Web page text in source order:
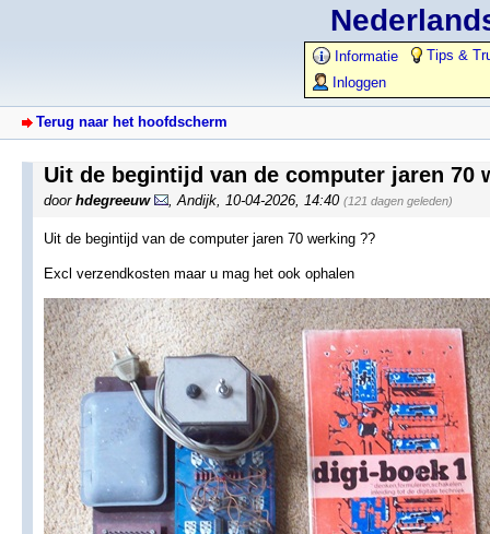
Informatie
Tips &
Inloggen
Terug naar het hoofdscherm
Uit de begintijd van de computer jaren 70
door hdegreeuw Andijk 10-04-2026, 14:40 (121 dagen geleden)
Uit de begintijd van de computer jaren 70 werking ??
Excl verzendkosten maar u mag het ook ophalen